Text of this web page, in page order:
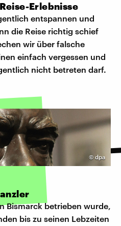
Erlebnisse
entspannen und
die Reise richtig schief
wir über falsche
einfach vergessen und
nicht betreten darf.
© dpa
Bismarck betrieben wurde,
bis zu seinen Lebzeiten